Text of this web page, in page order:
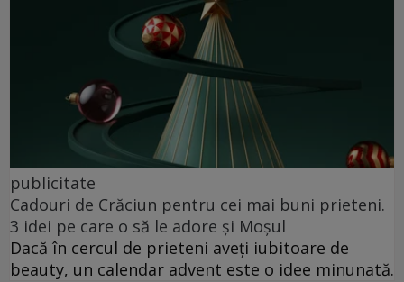
publicitate
Cadouri de Crăciun pentru cei mai buni prieteni.
3 idei pe care o să le adore și Moșul
Dacă în cercul de prieteni aveți iubitoare de
beauty, un calendar advent este o idee minunată.